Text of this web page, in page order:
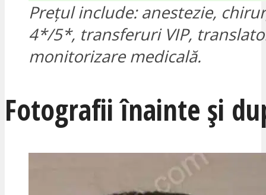
Prețul include: anestezie,
4*/5*, transferuri VIP,
monitorizare medicală.
Fotografii înainte și